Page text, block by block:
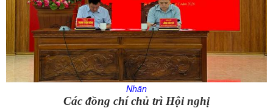
Nhãn
Các đồng chí chủ trì Hội nghị